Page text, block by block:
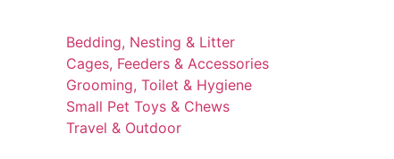
Bedding, Nesting & Litter
Cages, Feeders & Accessories
Grooming, Toilet & Hygiene
Small Pet Toys & Chews
Travel & Outdoor